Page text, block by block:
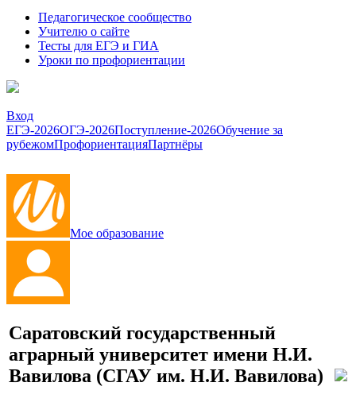
Педагогическое сообщество
Учителю о сайте
Тесты для ЕГЭ и ГИА
Уроки по профориентации
Вход
ЕГЭ-2026ОГЭ-2026Поступление-2026Обучение за
рубежомПрофориентацияПартнёры
Мое образование
Саратовский государственный
аграрный университет имени Н.И.
Вавилова (СГАУ им. Н.И. Вавилова)